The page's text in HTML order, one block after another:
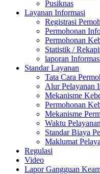
Pusiknas
Layanan Informasi
Registrasi
Permohonan
Permohonan
Statistik /
laporan
Standar Layanan
Tata Cara
Alur Pelayanan
Mekanisme
Permohonan
Mekanisme
Waktu Pelayanan
Standar Biaya
Maklumat
Regulasi
Video
Lapor Gangguan